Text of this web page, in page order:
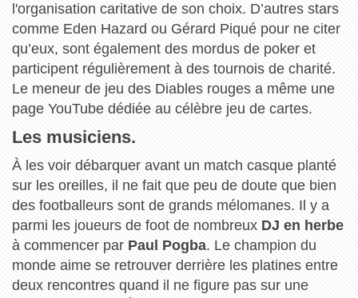
l'organisation caritative de son choix. D’autres stars
comme Eden Hazard ou Gérard Piqué pour ne citer
qu’eux, sont également des mordus de poker et
participent régulièrement à des tournois de charité.
Le meneur de jeu des Diables rouges a même une
page YouTube dédiée au célèbre jeu de cartes.
Les musiciens.
À les voir débarquer avant un match casque planté
sur les oreilles, il ne fait que peu de doute que bien
des footballeurs sont de grands mélomanes. Il y a
parmi les joueurs de foot de nombreux DJ en herbe
à commencer par Paul Pogba. Le champion du
monde aime se retrouver derrière les platines entre
deux rencontres quand il ne figure pas sur une